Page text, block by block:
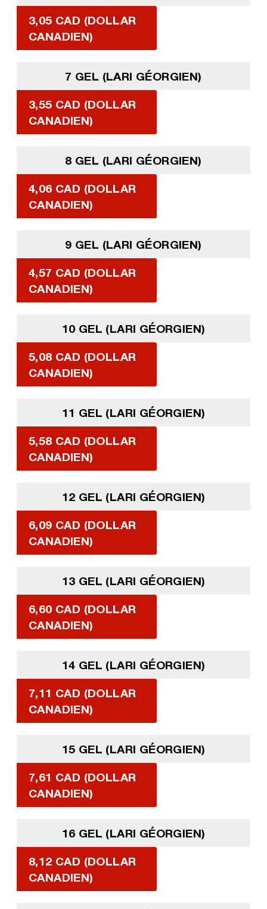
3,05 CAD (DOLLAR
CANADIEN)
7 GEL (LARI GÉORGIEN)
3,55 CAD (DOLLAR
CANADIEN)
8 GEL (LARI GÉORGIEN)
4,06 CAD (DOLLAR
CANADIEN)
9 GEL (LARI GÉORGIEN)
4,57 CAD (DOLLAR
CANADIEN)
10 GEL (LARI GÉORGIEN)
5,08 CAD (DOLLAR
CANADIEN)
11 GEL (LARI GÉORGIEN)
5,58 CAD (DOLLAR
CANADIEN)
12 GEL (LARI GÉORGIEN)
6,09 CAD (DOLLAR
CANADIEN)
13 GEL (LARI GÉORGIEN)
6,60 CAD (DOLLAR
CANADIEN)
14 GEL (LARI GÉORGIEN)
7,11 CAD (DOLLAR
CANADIEN)
15 GEL (LARI GÉORGIEN)
7,61 CAD (DOLLAR
CANADIEN)
16 GEL (LARI GÉORGIEN)
8,12 CAD (DOLLAR
CANADIEN)